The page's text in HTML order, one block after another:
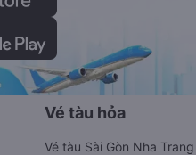
Vé tàu hỏa
Vé tàu Sài Gòn Nha Trang